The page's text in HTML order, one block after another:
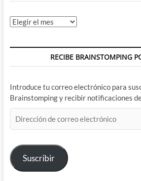
Archivos
RECIBE BRAINSTOMPING
Introduce tu correo electrónico para
Brainstomping y recibir notificaciones
de
electrónico
Suscribir